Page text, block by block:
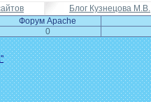
Блог Кузнецова М.В.
Форум Apache
0